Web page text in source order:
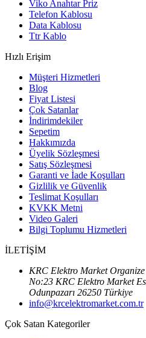
Viko Anahtar Priz
Telefon Kablosu
Data Kablosu
Ttr Kablo
Hızlı Erişim
Müşteri Hizmetleri
Blog
Fiyat Listesi
Çok Satanlar
İndirimdekiler
Sepetim
Hakkımızda
Üyelik Sözleşmesi
Satış Sözleşmesi
Garanti ve İade Koşulları
Gizlilik ve Güvenlik
Teslimat Koşulları
KVKK Metni
Video Galeri
Bilgi Toplumu Hizmetleri
İLETİŞİM
KRC Elektro Market
No:23 KRC Elektro Market
Odunpazarı 26250 Türkiye
info@krcelektromarket.com.tr
Çok Satan Kategoriler